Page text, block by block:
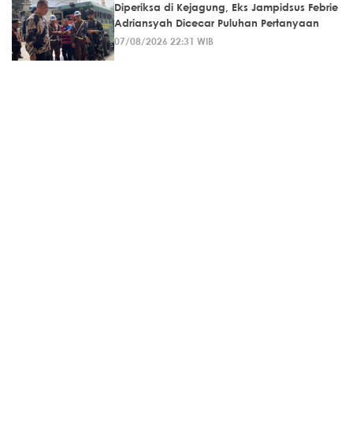
Diperiksa di Kejagung, Eks Jampidsus Febrie
Adriansyah Dicecar Puluhan Pertanyaan
07/08/2026 22:31 WIB